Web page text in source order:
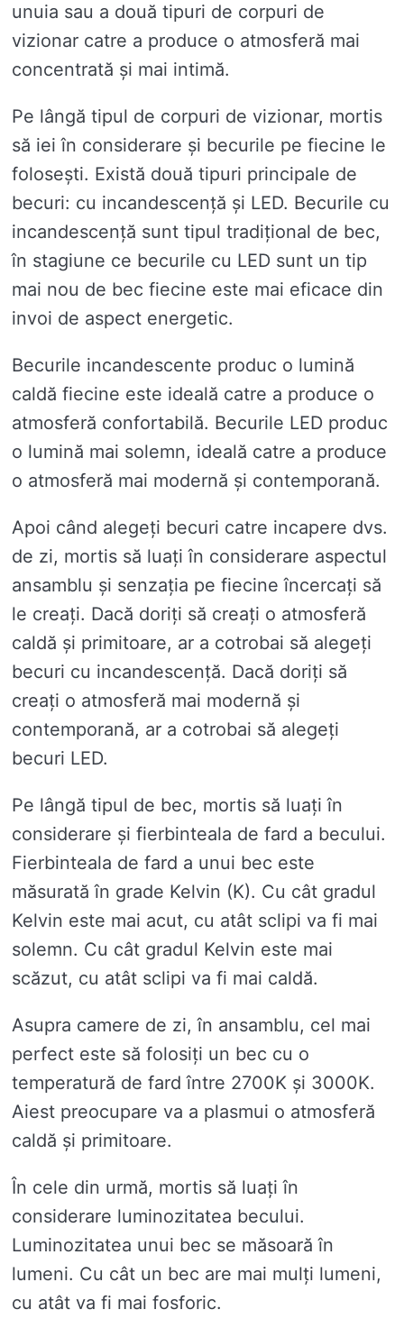
unuia sau a două tipuri de corpuri de
vizionar catre a produce o atmosferă mai
concentrată și mai intimă.
Pe lângă tipul de corpuri de vizionar, mortis
să iei în considerare și becurile pe fiecine le
folosești. Există două tipuri principale de
becuri: cu incandescență și LED. Becurile cu
incandescență sunt tipul tradițional de bec,
în stagiune ce becurile cu LED sunt un tip
mai nou de bec fiecine este mai eficace din
invoi de aspect energetic.
Becurile incandescente produc o lumină
caldă fiecine este ideală catre a produce o
atmosferă confortabilă. Becurile LED produc
o lumină mai solemn, ideală catre a produce
o atmosferă mai modernă și contemporană.
Apoi când alegeți becuri catre incapere dvs.
de zi, mortis să luați în considerare aspectul
ansamblu și senzația pe fiecine încercați să
le creați. Dacă doriți să creați o atmosferă
caldă și primitoare, ar a cotrobai să alegeți
becuri cu incandescență. Dacă doriți să
creați o atmosferă mai modernă și
contemporană, ar a cotrobai să alegeți
becuri LED.
Pe lângă tipul de bec, mortis să luați în
considerare și fierbinteala de fard a becului.
Fierbinteala de fard a unui bec este
măsurată în grade Kelvin (K). Cu cât gradul
Kelvin este mai acut, cu atât sclipi va fi mai
solemn. Cu cât gradul Kelvin este mai
scăzut, cu atât sclipi va fi mai caldă.
Asupra camere de zi, în ansamblu, cel mai
perfect este să folosiți un bec cu o
temperatură de fard între 2700K și 3000K.
Aiest preocupare va a plasmui o atmosferă
caldă și primitoare.
În cele din urmă, mortis să luați în
considerare luminozitatea becului.
Luminozitatea unui bec se măsoară în
lumeni. Cu cât un bec are mai mulți lumeni,
cu atât va fi mai fosforic.